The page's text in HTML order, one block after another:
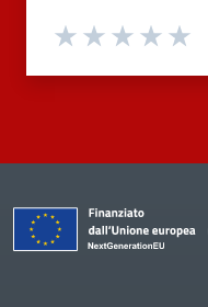
Valuta 3
Valuta 2 stelle
Valuta 1 stelle su 5